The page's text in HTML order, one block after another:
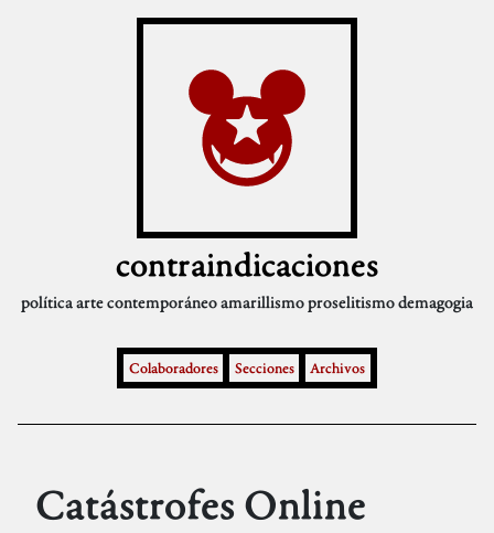
contraindicaciones
políticaarte contemporáneoamarillismoproselitismodemagogia
Colaboradores Secciones Archivos
Catástrofes Online